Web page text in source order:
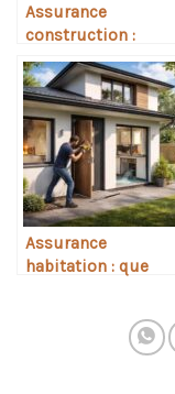
Assurance
construction :
quelles
Assurance
habitation : que